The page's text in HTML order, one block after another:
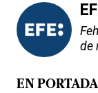
de
EN PORTADA